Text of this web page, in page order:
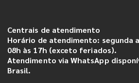
Centrais de atendimento
Horário de atendimento: segunda
08h às 17h (exceto feriados).
Atendimento via WhatsApp
Brasil.